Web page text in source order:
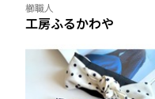
櫛職人
工房ふるかわや